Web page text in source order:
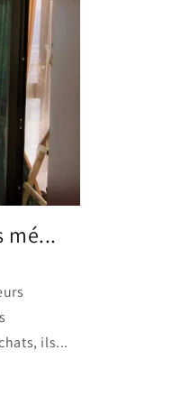
mé...
ils...